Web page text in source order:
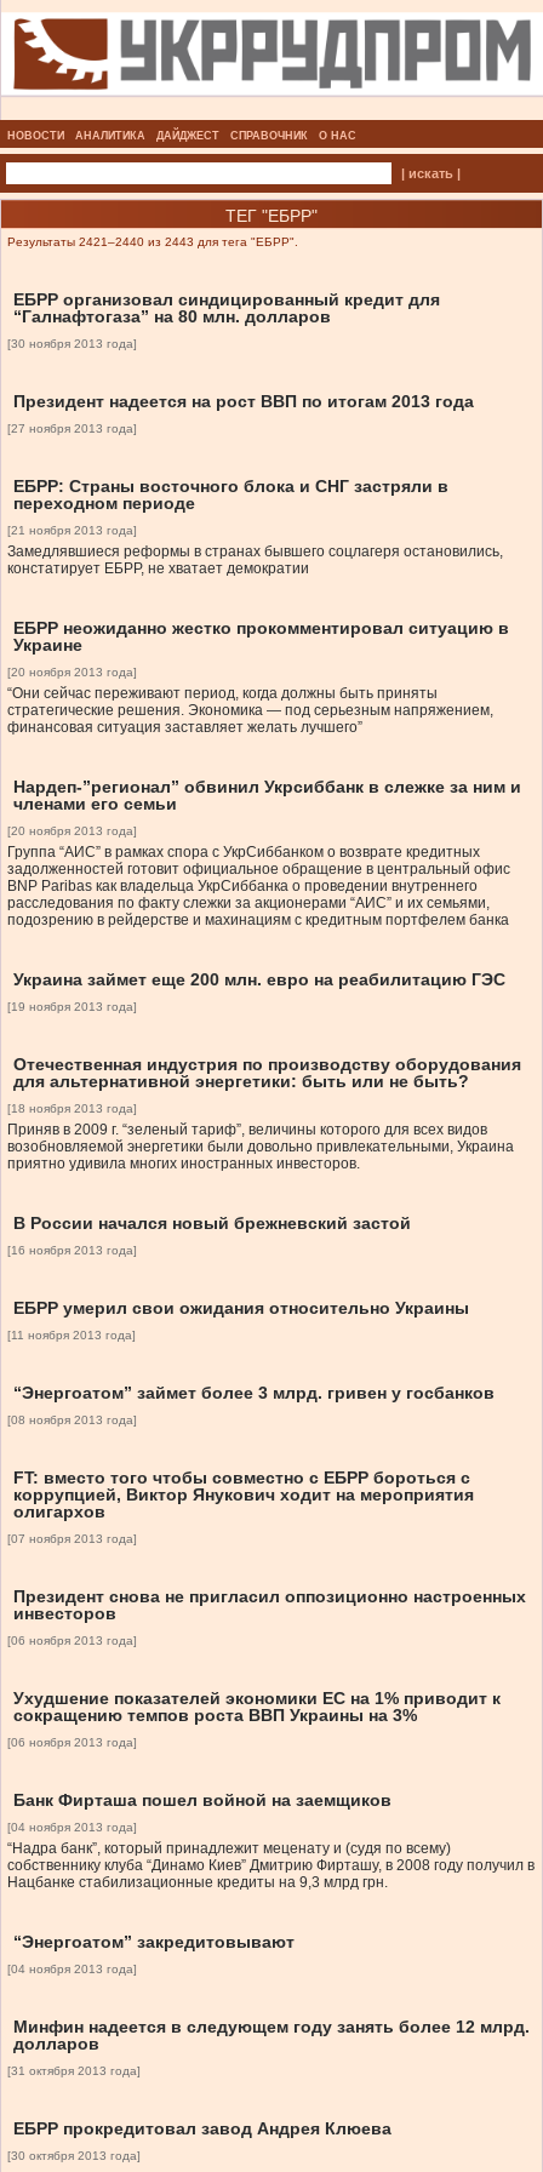
НОВОСТИ АНАЛИТИКА ДАЙДЖЕСТ СПРАВОЧНИК О НАС
| искать |
ТЕГ "ЕБРР"
Результаты 2421–2440 из 2443 для тега "ЕБРР".
ЕБРР организовал синдицированный кредит для
“Галнафтогаза” на 80 млн. долларов
[30 ноября 2013 года]
Президент надеется на рост ВВП по итогам 2013 года
[27 ноября 2013 года]
ЕБРР: Страны восточного блока и СНГ застряли в
переходном периоде
[21 ноября 2013 года]
Замедлявшиеся реформы в странах бывшего соцлагеря остановились,
констатирует ЕБРР, не хватает демократии
ЕБРР неожиданно жестко прокомментировал ситуацию в
Украине
[20 ноября 2013 года]
“Они сейчас переживают период, когда должны быть приняты
стратегические решения. Экономика — под серьезным напряжением,
финансовая ситуация заставляет желать лучшего”
Нардеп-”регионал” обвинил Укрсиббанк в слежке за ним и
членами его семьи
[20 ноября 2013 года]
Группа “АИС” в рамках спора с УкрСиббанком о возврате кредитных
задолженностей готовит официальное обращение в центральный офис
BNP Paribas как владельца УкрСиббанка о проведении внутреннего
расследования по факту слежки за акционерами “АИС” и их семьями,
подозрению в рейдерстве и махинациям с кредитным портфелем банка
Украина займет еще 200 млн. евро на реабилитацию ГЭС
[19 ноября 2013 года]
Отечественная индустрия по производству оборудования
для альтернативной энергетики: быть или не быть?
[18 ноября 2013 года]
Приняв в 2009 г. “зеленый тариф”, величины которого для всех видов
возобновляемой энергетики были довольно привлекательными, Украина
приятно удивила многих иностранных инвесторов.
В России начался новый брежневский застой
[16 ноября 2013 года]
ЕБРР умерил свои ожидания относительно Украины
[11 ноября 2013 года]
“Энергоатом” займет более 3 млрд. гривен у госбанков
[08 ноября 2013 года]
FT: вместо того чтобы совместно с ЕБРР бороться с
коррупцией, Виктор Янукович ходит на мероприятия
олигархов
[07 ноября 2013 года]
Президент снова не пригласил оппозиционно настроенных
инвесторов
[06 ноября 2013 года]
Ухудшение показателей экономики ЕС на 1% приводит к
сокращению темпов роста ВВП Украины на 3%
[06 ноября 2013 года]
Банк Фирташа пошел войной на заемщиков
[04 ноября 2013 года]
“Надра банк”, который принадлежит меценату и (судя по всему)
собственнику клуба “Динамо Киев” Дмитрию Фирташу, в 2008 году получил в
Нацбанке стабилизационные кредиты на 9,3 млрд грн.
“Энергоатом” закредитовывают
[04 ноября 2013 года]
Минфин надеется в следующем году занять более 12 млрд.
долларов
[31 октября 2013 года]
ЕБРР прокредитовал завод Андрея Клюева
[30 октября 2013 года]